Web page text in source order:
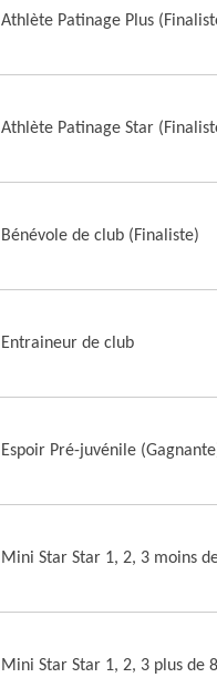
Athlète Patinage Plus
Athlète Patinage Star
Bénévole de club (Finaliste)
Entraineur de club
Espoir Pré-juvénile
Mini Star Star 1, 2, 3 moins
Mini Star Star 1, 2, 3 plus de